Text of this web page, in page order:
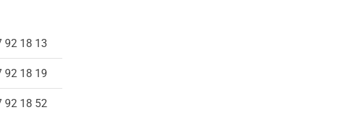
92 18 13
92 18 19
92 18 52